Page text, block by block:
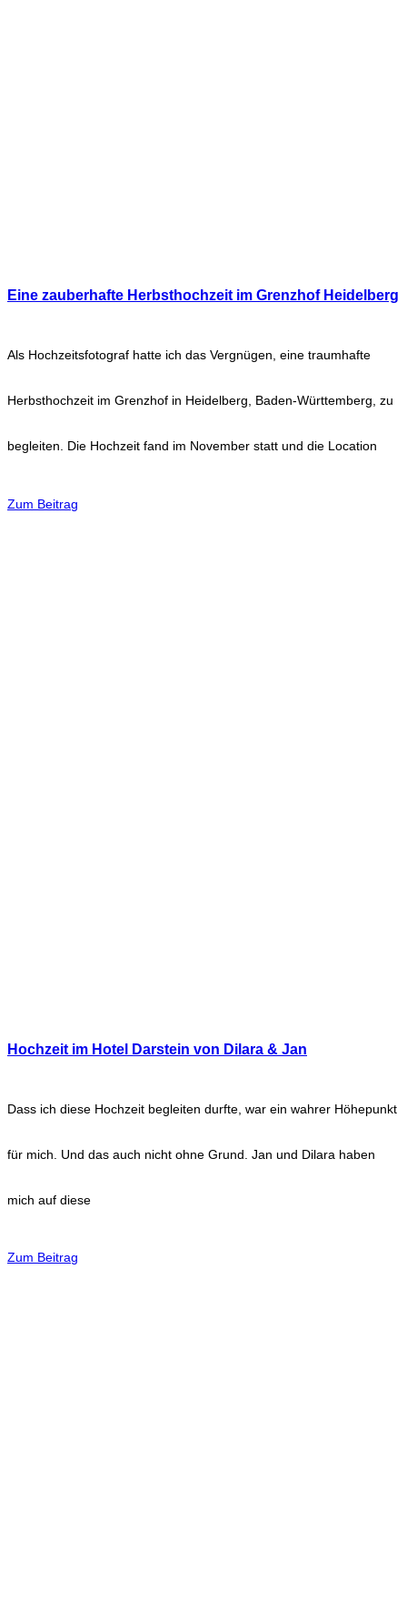
Eine zauberhafte Herbsthochzeit im Grenzhof Heidelberg
Als Hochzeitsfotograf hatte ich das Vergnügen, eine traumhafte
Herbsthochzeit im Grenzhof in Heidelberg, Baden-Württemberg, zu
begleiten. Die Hochzeit fand im November statt und die Location
Zum Beitrag
Hochzeit im Hotel Darstein von Dilara & Jan
Dass ich diese Hochzeit begleiten durfte, war ein wahrer Höhepunkt
für mich. Und das auch nicht ohne Grund. Jan und Dilara haben
mich auf diese
Zum Beitrag